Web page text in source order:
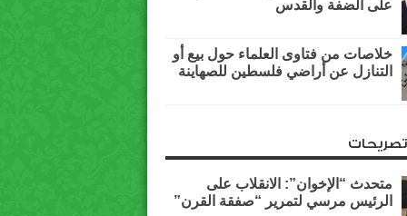
على الضفة والقدس
خلاصات من فتاوى العلماء حول بيع أو
التنازل عن أراضي فلسطين للصهاينة
متحدث “الإخوان”: الانقلاب على
الرئيس مرسي لتمرير “صفقة القرن”